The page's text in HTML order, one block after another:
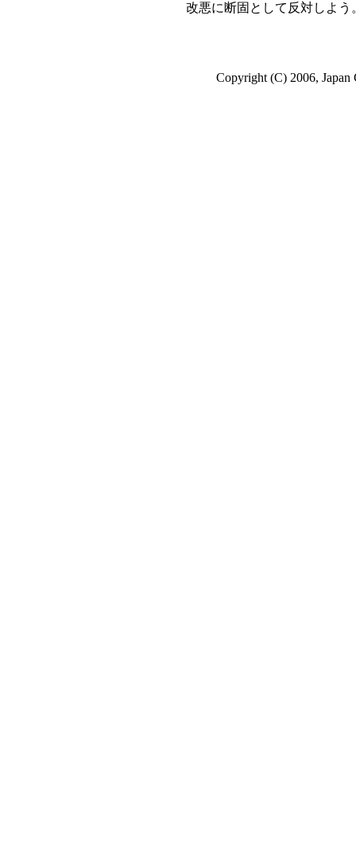
改悪に断固として反対しよう
Copyright (C) 2006, Japan